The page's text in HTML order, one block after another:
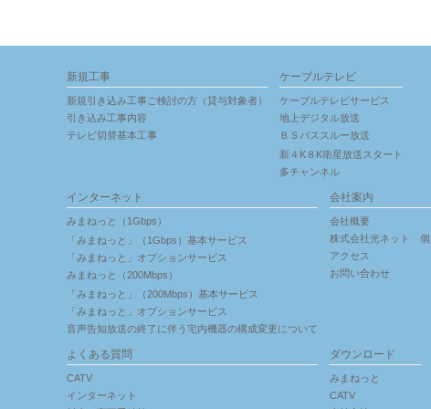
新規工事
新規引き込み工事ご検討の方（貸与対象者）
引き込み工事内容
テレビ切替基本工事
ケーブルテレビ
ケーブルテレビサービス
地上デジタル放送
ＢＳパススルー放送
新４K８K衛星放送スタート
多チャンネル
インターネット
みまねっと（1Gbps）
「みまねっと」（1Gbps）基本サービス
「みまねっと」オプションサービス
みまねっと（200Mbps）
「みまねっと」（200Mbps）基本サービス
「みまねっと」オプションサービス
音声告知放送の終了に伴う宅内機器の構成変更について
会社案内
会社概要
株式会社光ネット 個
アクセス
お問い合わせ
よくある質問
CATV
インターネット
ダウンロード
みまねっと
CATV